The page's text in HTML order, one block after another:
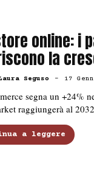
online: i
la
Seguso - 17
segna un +24%
raggiungerà al
a leggere